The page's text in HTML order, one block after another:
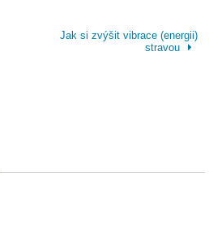
Jak si zvýšit vibrace (energii)
stravou